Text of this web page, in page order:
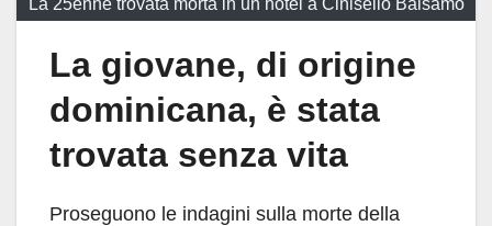
La giovane, di origine
dominicana, è stata
trovata senza vita
Proseguono le indagini sulla morte della